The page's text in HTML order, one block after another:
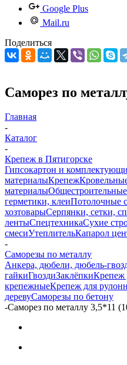
Google Plus
Mail.ru
Поделиться
Саморез по
Главная
-
Каталог
-
Крепеж в Пятигорске
Гипсокартон и
материалыКрепеж
материалы
герметики, клеиПотолочные
хозтоварыСерпянки, сетки,
лентыСпецтехникаСухие
смесиУтеплительКапарол
-
Саморезы по металлу
Анкера, дюбели, дюбель-
гайкиГвоздиЗаклёпкиКрепеж
крепежныеКрепеж для
деревуСаморезы по бетону
-Саморез по металлу 3,5*11